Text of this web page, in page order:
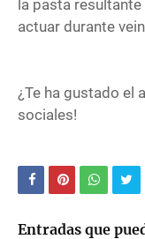
la pasta
actuar durante
¿Te ha gustado el
sociales!
Entradas que